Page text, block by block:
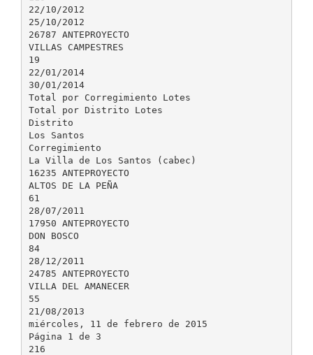
22/10/2012
25/10/2012
26787 ANTEPROYECTO
VILLAS CAMPESTRES
19
22/01/2014
30/01/2014
Total por Corregimiento Lotes
Total por Distrito Lotes
Distrito
Los Santos
Corregimiento
La Villa de Los Santos (cabec)
16235 ANTEPROYECTO
ALTOS DE LA PEÑA
61
28/07/2011
17950 ANTEPROYECTO
DON BOSCO
84
28/12/2011
24785 ANTEPROYECTO
VILLA DEL AMANECER
55
21/08/2013
miércoles, 11 de febrero de 2015
Página 1 de 3
216